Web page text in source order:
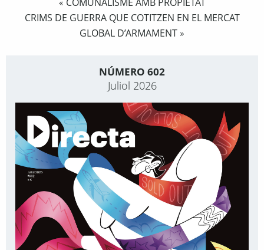
«
CRIMS DE GUERRA QUE COTITZEN EN EL MERCAT
GLOBAL D’ARMAMENT »
NÚMERO 602
Juliol 2026